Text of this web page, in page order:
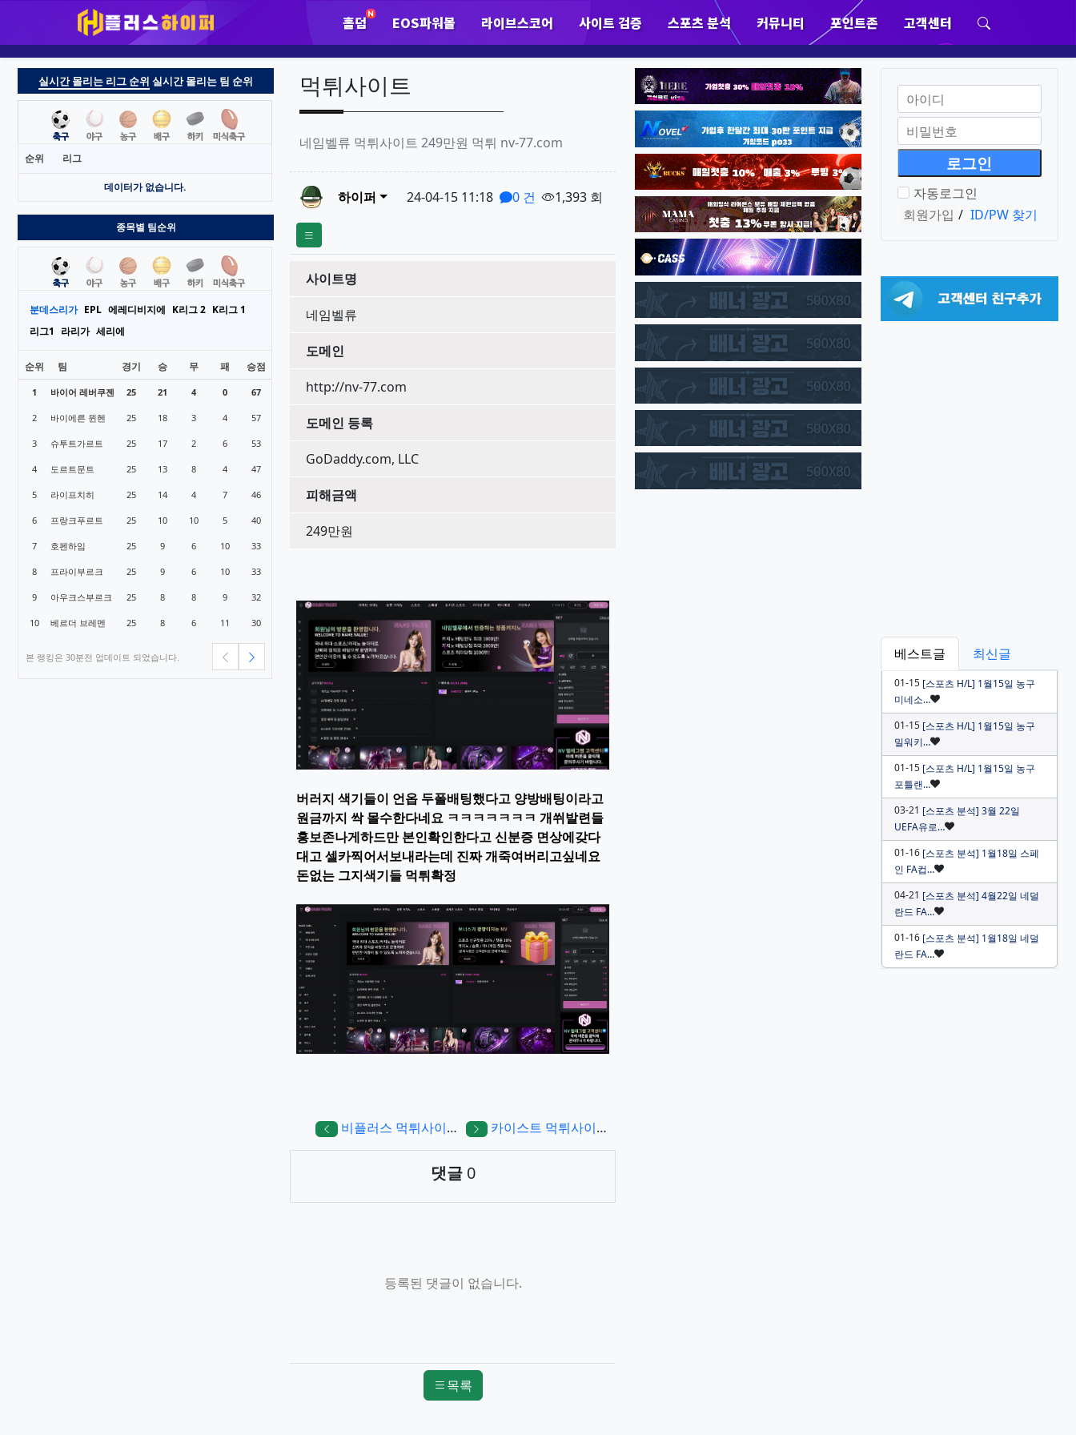
홀덤 EOS파워볼
하위분류
라이브스코어 사이트 검증
하위분류
스포츠 분석
하위분류
커뮤니티
하위분류
포인트존
하위분류
고객센터
하위분류
팝업레이어 알림이 없습니다.
실시간 몰리는 리그 순위 실시간 몰리는 팀 순위
순위 리그
데이터가 없습니다.
종목별 팀순위
분데스리가 EPL 에레디비지에 K리그 2 K리그 1
리그1
라리가 세리에
순위 팀 경기 승 무 패 승점
1 바이어 레버쿠젠 25 21 4 0 67
2 바이에른 뮌헨 25 18 3 4 57
3 슈투트가르트 25 17 2 6 53
4 도르트문트 25 13 8 4 47
5 라이프치히 25 14 4 7 46
6 프랑크푸르트 25 10 10 5 40
7 호펜하임 25 9 6 10 33
8 프라이부르크 25 9 6 10 33
9 아우크스부르크 25 8 8 9 32
10 베르더 브레멘 25 8 6 11 30
본 랭킹은 30분전 업데이트 되었습니다.
자동로그인
회원가입 / ID/PW 찾기
베스트글 최신글
01-15 [스포츠 H/L] 1월15일 농구
미네소…
인기글
01-15 [스포츠 H/L] 1월15일 농구
밀워키…
인기글
01-15 [스포츠 H/L] 1월15일 농구
포틀랜…
인기글
03-21 [스포츠 분석] 3월 22일
UEFA유로…
인기글
01-16 [스포츠 분석] 1월18일 스페
인 FA컵…
인기글
04-21 [스포츠 분석] 4월22일 네덜
란드 FA…
인기글
01-16 [스포츠 분석] 1월18일 네덜
란드 FA…
인기글